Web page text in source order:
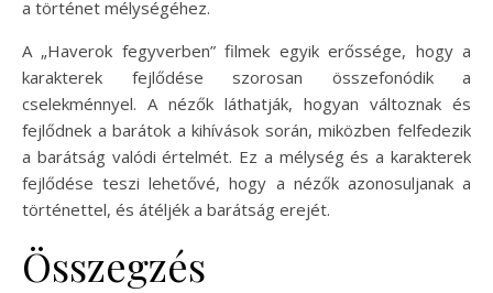
a történet mélységéhez.
A „Haverok fegyverben” filmek egyik erőssége, hogy a
karakterek fejlődése szorosan összefonódik a
cselekménnyel. A nézők láthatják, hogyan változnak és
fejlődnek a barátok a kihívások során, miközben felfedezik
a barátság valódi értelmét. Ez a mélység és a karakterek
fejlődése teszi lehetővé, hogy a nézők azonosuljanak a
történettel, és átéljék a barátság erejét.
Összegzés